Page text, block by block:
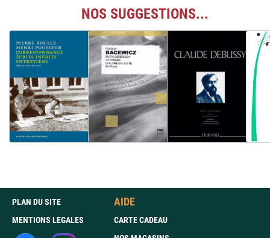
NOS SUGGESTIONS...
PLAN DU SITE
MENTIONS LEGALES
AIDE
CARTE CADEAU